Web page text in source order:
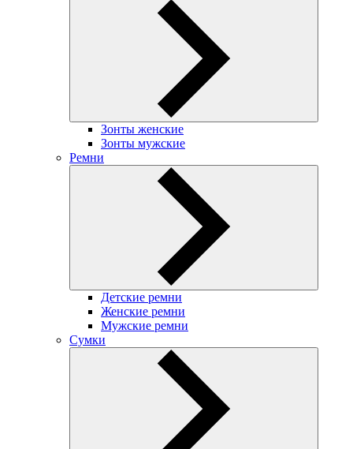
Зонты женские
Зонты мужские
Ремни
Детские ремни
Женские ремни
Мужские ремни
Сумки